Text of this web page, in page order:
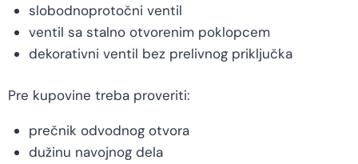
slobodnoprotočni ventil
ventil sa stalno otvorenim poklopcem
dekorativni ventil bez prelivnog priključka
Pre kupovine treba proveriti:
prečnik odvodnog otvora
dužinu navojnog dela